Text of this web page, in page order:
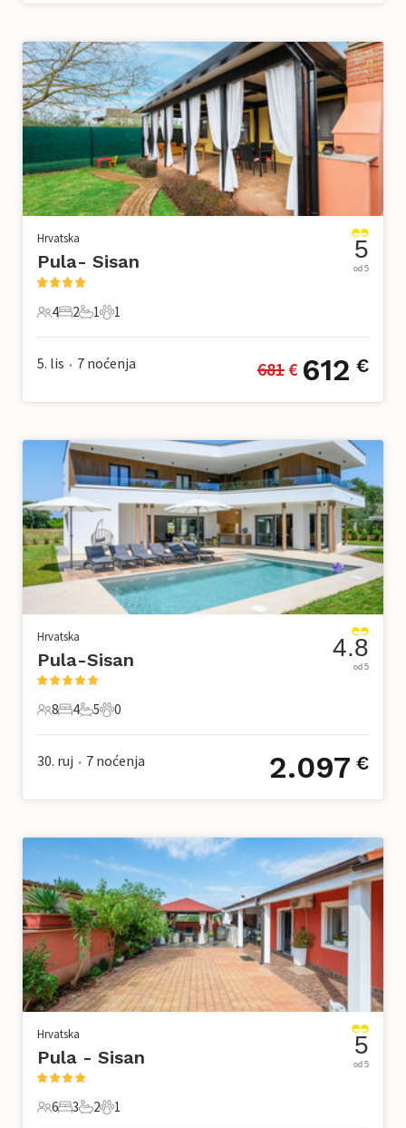
Hrvatska
Pula- Sisan
4 Gosti
4
2 Spavaće sobe
2
1 Kupaonica
1
1 Kućni ljubimac
1
5
od 5
5. lis • 7 noćenja 681 € 612 €
Hrvatska
Pula-Sisan
8 Gosti
8
4 Spavaće sobe
4
5 Kupaonice
5
0 Kućni ljubimac
0
4.8
od 5
30. ruj • 7 noćenja 2.097 €
Hrvatska
Pula - Sisan
6 Gosti
6
3 Spavaće sobe
3
2 Kupaonice
2
1 Kućni ljubimac
1
5
od 5